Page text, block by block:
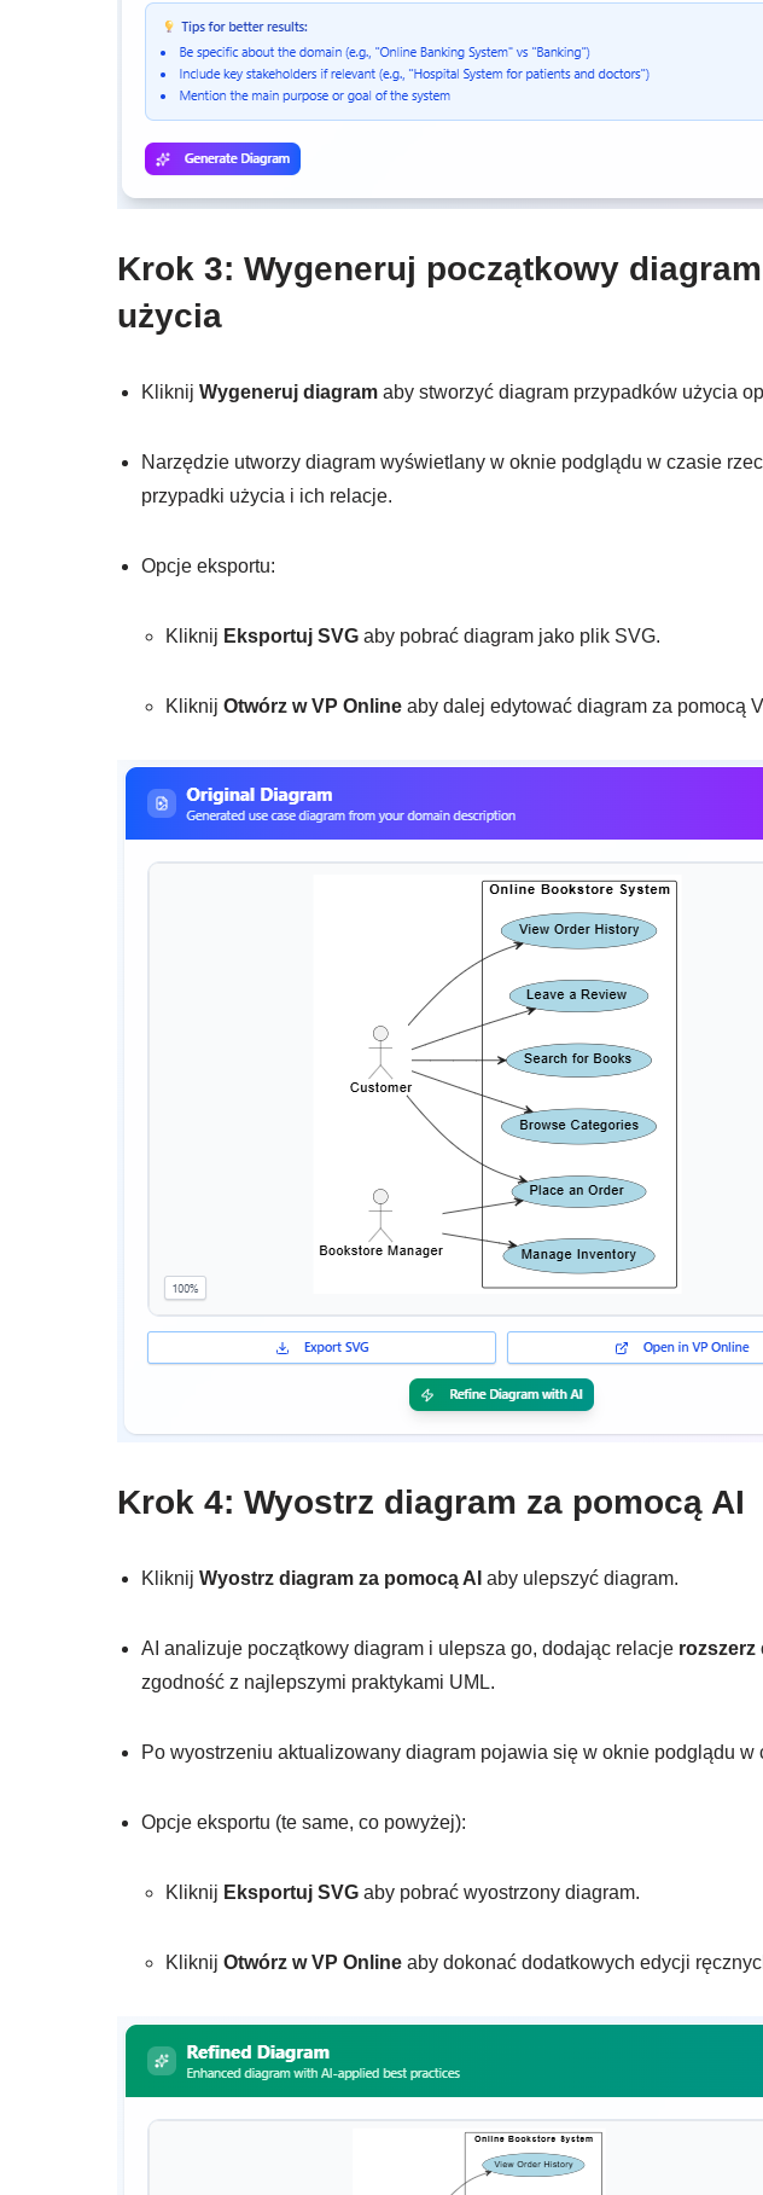
Krok 3: Wygeneruj początkowy
użycia
Kliknij Wygeneruj diagram aby stworzyć diagram przypadków użycia
Narzędzie utworzy diagram wyświetlany w oknie podglądu w czasie
przypadki użycia i ich relacje.
Opcje eksportu:
Kliknij Eksportuj SVG aby pobrać diagram jako plik SVG.
Kliknij Otwórz w VP Online aby dalej edytować diagram za pomocą
Krok 4: Wyostrz diagram za pomocą AI
Kliknij Wyostrz diagram za pomocą AI aby ulepszyć diagram.
AI analizuje początkowy diagram i ulepsza go, dodając relacje rozszerz
zgodność z najlepszymi praktykami UML.
Po wyostrzeniu aktualizowany diagram pojawia się w oknie podglądu w
Opcje eksportu (te same, co powyżej):
Kliknij Eksportuj SVG aby pobrać wyostrzony diagram.
Kliknij Otwórz w VP Online aby dokonać dodatkowych edycji